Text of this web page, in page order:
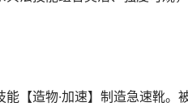
造物·加速】制造急速靴。